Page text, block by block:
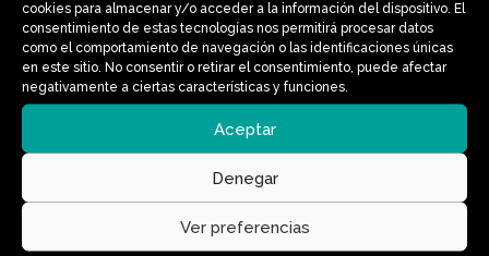
cookies para almacenar y/o acceder a la información del dispositivo. El
consentimiento de estas tecnologías nos permitirá procesar datos
como el comportamiento de navegación o las identificaciones únicas
en este sitio. No consentir o retirar el consentimiento, puede afectar
negativamente a ciertas características y funciones.
Aceptar
Denegar
Ver preferencias
Productos relacionados